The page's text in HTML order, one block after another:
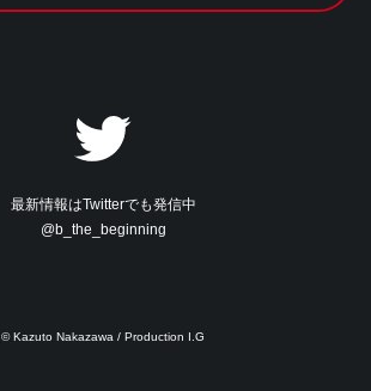
最新情報はTwitterでも発信中
@b_the_beginning
© Kazuto Nakazawa / Production I.G